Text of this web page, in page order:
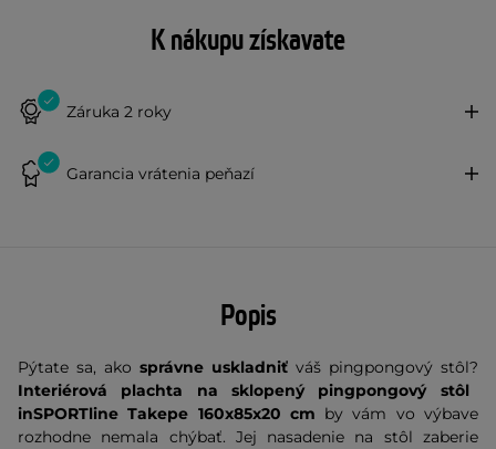
K nákupu získavate
Záruka 2 roky
Garancia vrátenia peňazí
Popis
Pýtate sa, ako správne uskladniť váš pingpongový stôl?
Interiérová plachta na sklopený pingpongový stôl
inSPORTline Takepe 160x85x20 cm by vám vo výbave
rozhodne nemala chýbať. Jej nasadenie na stôl zaberie